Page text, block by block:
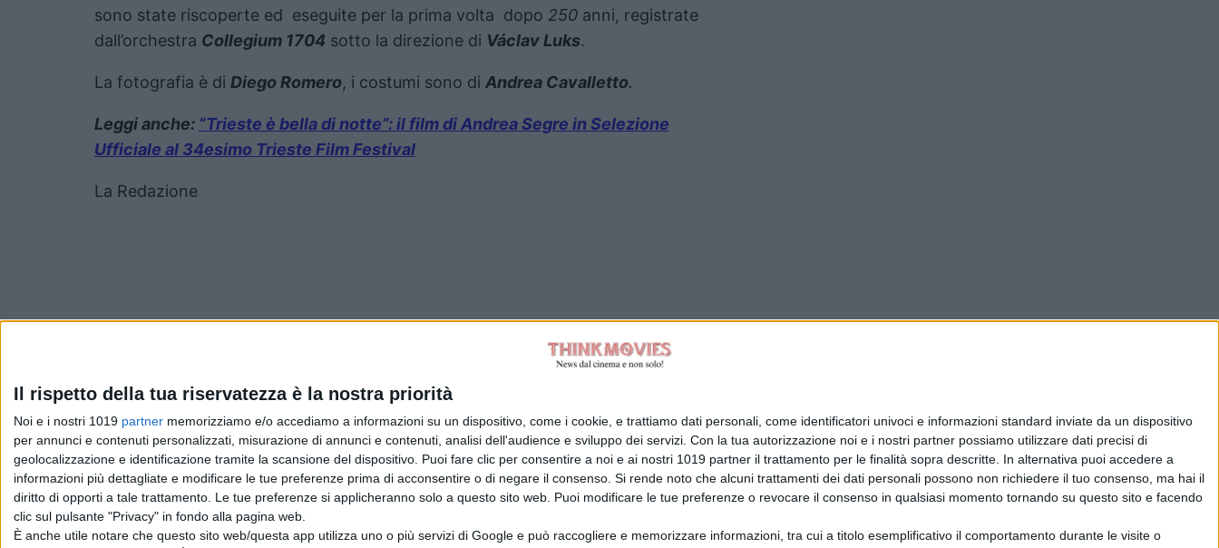
Il rispetto della tua riservatezza è la nostra priorità
Noi e i nostri 1019 partner memorizziamo e/o accediamo a informazioni su un dispositivo, come i cookie, e trattiamo dati personali, come identificatori univoci e informazioni standard inviate da un dispositivo
per annunci e contenuti personalizzati, misurazione di annunci e contenuti, analisi dell'audience e sviluppo dei servizi. Con la tua autorizzazione noi e i nostri partner possiamo utilizzare dati precisi di
geolocalizzazione e identificazione tramite la scansione del dispositivo. Puoi fare clic per consentire a noi e ai nostri 1019 partner il trattamento per le finalità sopra descritte. In alternativa puoi accedere a
informazioni più dettagliate e modificare le tue preferenze prima di acconsentire o di negare il consenso. Si rende noto che alcuni trattamenti dei dati personali possono non richiedere il tuo consenso, ma hai il
diritto di opporti a tale trattamento. Le tue preferenze si applicheranno solo a questo sito web. Puoi modificare le tue preferenze o revocare il consenso in qualsiasi momento tornando su questo sito e facendo
clic sul pulsante "Privacy" in fondo alla pagina web.
È anche utile notare che questo sito web/questa app utilizza uno o più servizi di Google e può raccogliere e memorizzare informazioni, tra cui a titolo esemplificativo il comportamento durante le visite o
sono state riscoperte ed eseguite per la prima volta dopo 250 anni, registrate
dall’orchestra Collegium 1704 sotto la direzione di Václav Luks.
La fotografia è di Diego Romero, i costumi sono di Andrea Cavalletto.
Leggi anche: “Trieste è bella di notte”: il film di Andrea Segre in Selezione
Ufficiale al 34esimo Trieste Film Festival
La Redazione
PubblicatoGennaio 15, 2023 in
News cinema e film
daLa Redazione
Tag: